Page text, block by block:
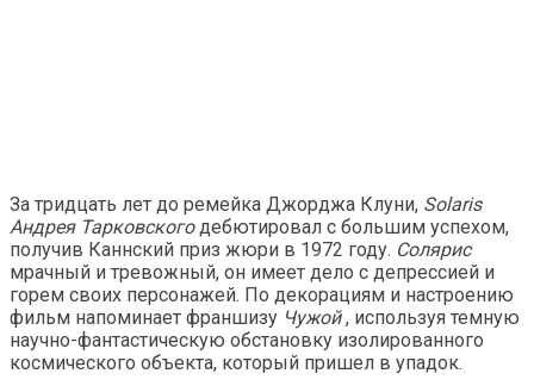
За тридцать лет до ремейка Джорджа Клуни, Solaris
Андрея Тарковскогодебютировал с большим успехом,
получив Каннский приз жюри в 1972 году. Солярис
мрачный и тревожный, он имеет дело с депрессией и
горем своих персонажей. По декорациям и настроению
фильм напоминает франшизу Чужой, используя темную
научно-фантастическую обстановку изолированного
космического объекта, который пришел в упадок.